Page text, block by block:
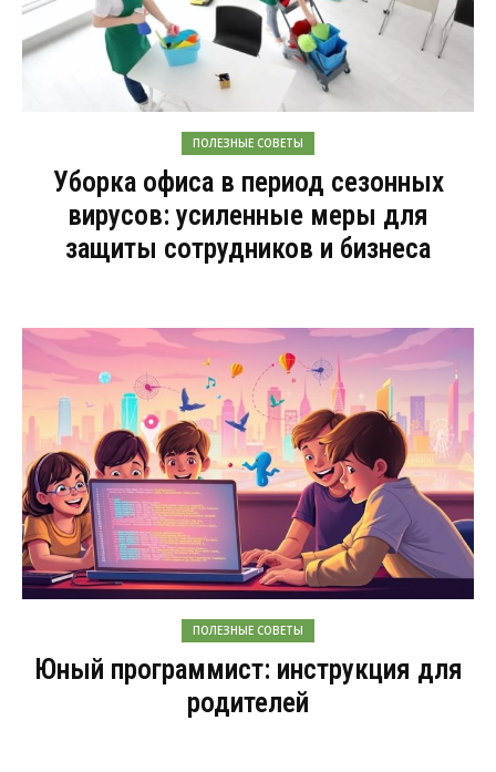
ПОЛЕЗНЫЕ СОВЕТЫ
Уборка офиса в период сезонных
вирусов: усиленные меры для
защиты сотрудников и бизнеса
ПОЛЕЗНЫЕ СОВЕТЫ
Юный программист: инструкция для
родителей